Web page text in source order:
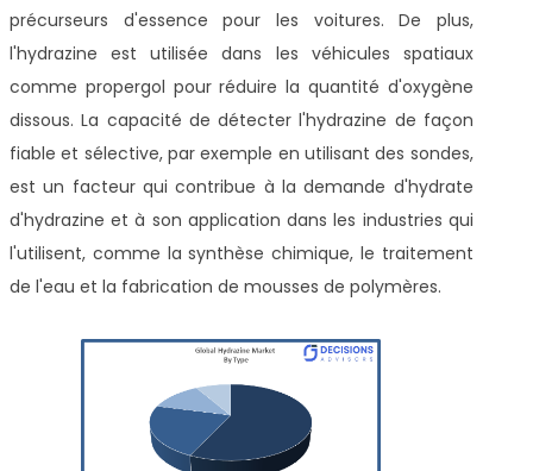
précurseurs d'essence pour les voitures. De plus,
l'hydrazine est utilisée dans les véhicules spatiaux
comme propergol pour réduire la quantité d'oxygène
dissous. La capacité de détecter l'hydrazine de façon
fiable et sélective, par exemple en utilisant des sondes,
est un facteur qui contribue à la demande d'hydrate
d'hydrazine et à son application dans les industries qui
l'utilisent, comme la synthèse chimique, le traitement
de l'eau et la fabrication de mousses de polymères.